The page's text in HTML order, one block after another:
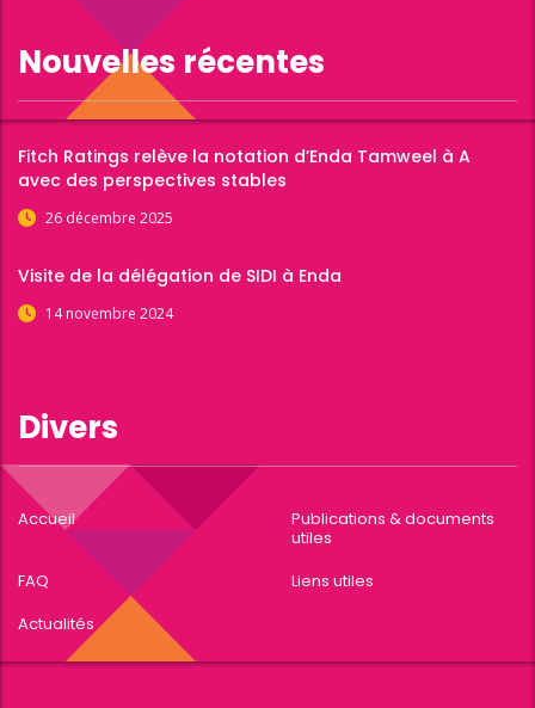
Nouvelles récentes
Fitch Ratings relève la notation d’Enda Tamweel à A
avec des perspectives stables
26 décembre 2025
Visite de la délégation de SIDI à Enda
14 novembre 2024
Divers
Accueil
Publications & documents
utiles
FAQ
Liens utiles
Actualités